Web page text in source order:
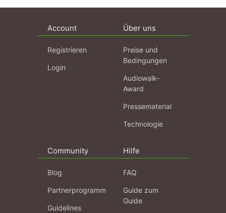
Account
Registrieren
Login
Über uns
Preise und
Bedingungen
Audiowalk-
Award
Pressematerial
Technologie
Community
Blog
Partnerprogramm
Guidelines
Hilfe
FAQ
Guide zum
Guide